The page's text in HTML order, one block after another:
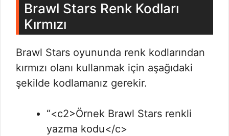
Brawl Stars Renk Kodları
Kırmızı
Brawl Stars oyununda renk kodlarından
kırmızı olanı kullanmak için aşağıdaki
şekilde kodlamanız gerekir.
“<c2>Örnek Brawl Stars renkli
yazma kodu</c>